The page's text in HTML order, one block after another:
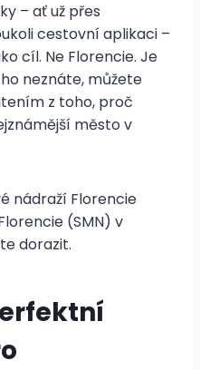
– ať už přes
cestovní aplikaci –
cíl. Ne Florencie. Je
neznáte, můžete
z toho, proč
město v
nádraží Florencie
(SMN) v
dorazit.